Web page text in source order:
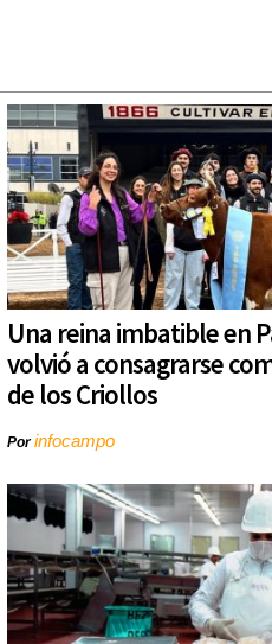
Una reina imbatible en
volvió a consagrarse
de los Criollos
Porinfocampo